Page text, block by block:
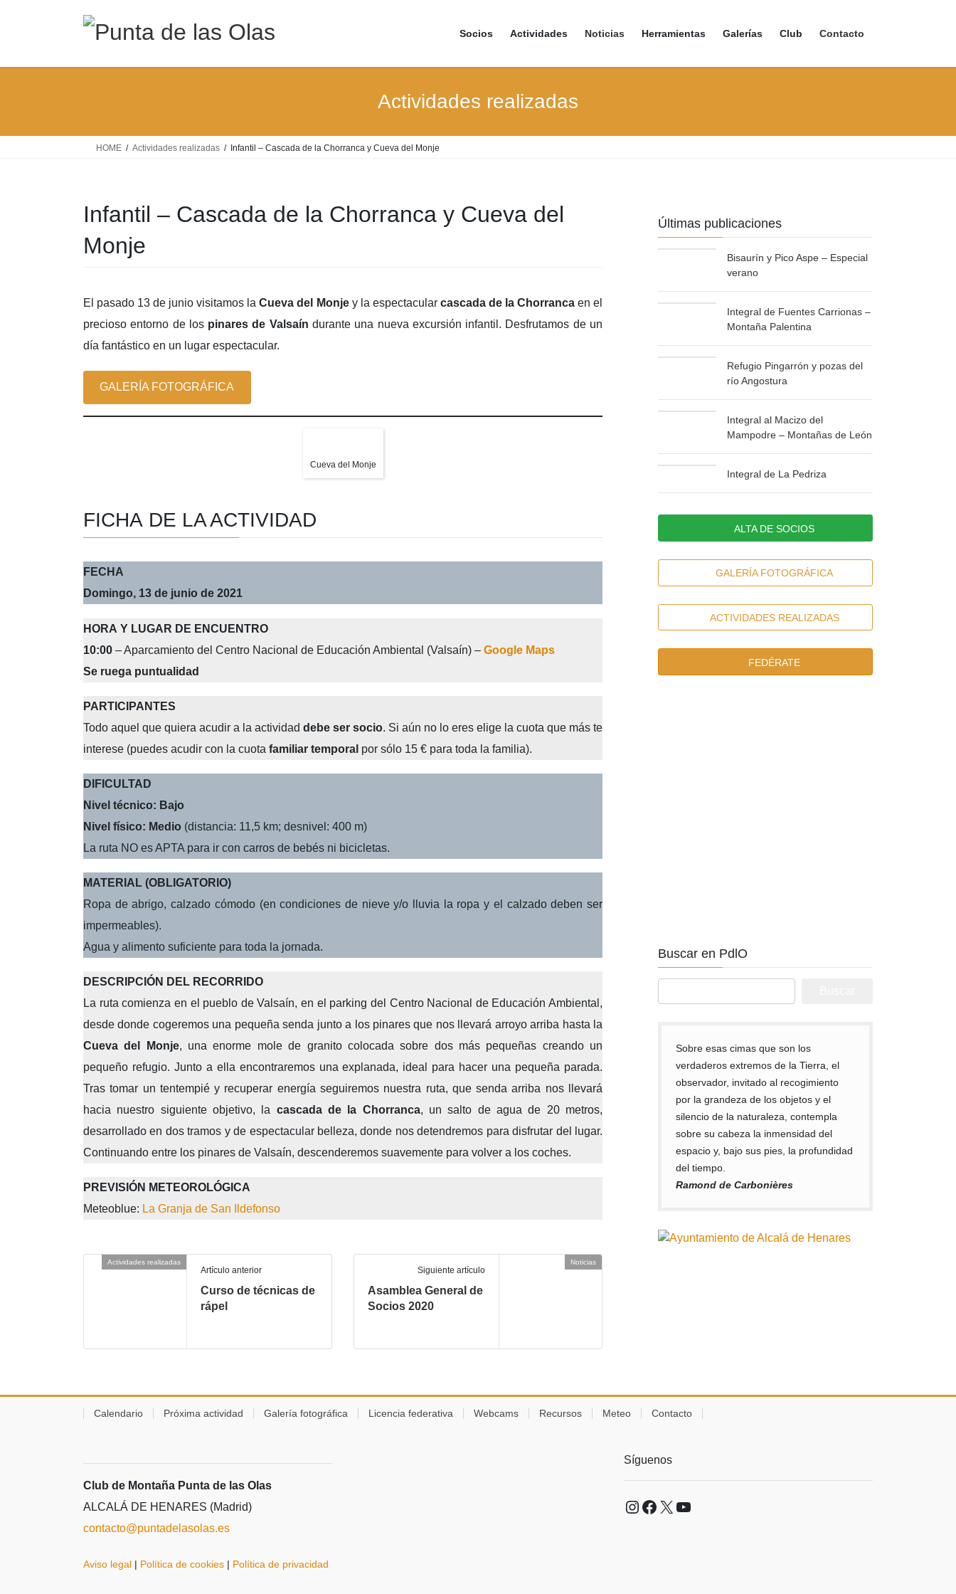
Socios Actividades Noticias Herramientas Galerías Club Contacto
Actividades realizadas
HOME Actividades realizadas Infantil – Cascada de la Chorranca y Cueva del Monje
Infantil – Cascada de la Chorranca y Cueva del
Monje
El pasado 13 de junio visitamos laCueva del Monjey la espectacular cascada de la Chorrancaen el
precioso entorno de los pinares de Valsaín durante una nueva excursión infantil. Desfrutamos de un
día fantástico en un lugar espectacular.
GALERÍA FOTOGRÁFICA
Cueva del Monje
FICHA DE LA ACTIVIDAD
FECHA
Domingo, 13 de junio de 2021
HORA Y LUGAR DE ENCUENTRO
10:00 – Aparcamiento del Centro Nacional de Educación Ambiental (Valsaín) – Google Maps
Se ruega puntualidad
PARTICIPANTES
Todo aquel que quiera acudir a la actividad debe ser socio. Si aún no lo eres elige la cuota que más te
interese (puedes acudir con la cuota familiar temporal por sólo 15 € para toda la familia).
DIFICULTAD
Nivel técnico: Bajo
Nivel físico: Medio (distancia: 11,5 km; desnivel: 400 m)
La ruta NO es APTA para ir con carros de bebés ni bicicletas.
MATERIAL (OBLIGATORIO)
Ropa de abrigo, calzado cómodo (en condiciones de nieve y/o lluvia la ropa y el calzado deben ser
impermeables).
Agua y alimento suficiente para toda la jornada.
DESCRIPCIÓN DEL RECORRIDO
La ruta comienza en el pueblo de Valsaín, en el parking del Centro Nacional de Educación Ambiental,
desde donde cogeremos una pequeña senda junto a los pinares que nos llevará arroyo arriba hasta la
Cueva del Monje, una enorme mole de granito colocada sobre dos más pequeñas creando un
pequeño refugio. Junto a ella encontraremos una explanada, ideal para hacer una pequeña parada.
Tras tomar un tentempié y recuperar energía seguiremos nuestra ruta, que senda arriba nos llevará
hacia nuestro siguiente objetivo, la cascada de la Chorranca, un salto de agua de 20 metros,
desarrollado en dos tramos y de espectacular belleza, donde nos detendremos para disfrutar del lugar.
Continuando entre los pinares de Valsaín, descenderemos suavemente para volver a los coches.
PREVISIÓN METEOROLÓGICA
Meteoblue: La Granja de San Ildefonso
Actividades realizadas
Artículo anterior
Curso de técnicas de
rápel
Noticias
Siguiente artículo
Asamblea General de
Socios 2020
Últimas publicaciones
Bisaurín y Pico Aspe – Especial
verano
Integral de Fuentes Carrionas –
Montaña Palentina
Refugio Pingarrón y pozas del
río Angostura
Integral al Macizo del
Mampodre – Montañas de León
Integral de La Pedriza
ALTA DE SOCIOS
GALERÍA FOTOGRÁFICA
ACTIVIDADES REALIZADAS
FEDÉRATE
Buscar en PdlO
Sobre esas cimas que son los
verdaderos extremos de la Tierra, el
observador, invitado al recogimiento
por la grandeza de los objetos y el
silencio de la naturaleza, contempla
sobre su cabeza la inmensidad del
espacio y, bajo sus pies, la profundidad
del tiempo.
Ramond de Carbonières
Calendario Próxima actividad Galería fotográfica Licencia federativa Webcams Recursos Meteo Contacto
Club de Montaña Punta de las Olas
ALCALÁ DE HENARES (Madrid)
contacto@puntadelasolas.es
Aviso legal | Política de cookies | Política de privacidad
Síguenos
Instagram
Facebook
X YouTube